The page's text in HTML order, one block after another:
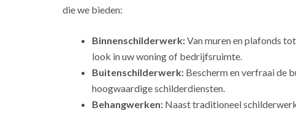
die we bieden:
Binnenschilderwerk:Van muren en plafonds
look in uw woning of bedrijfsruimte.
Buitenschilderwerk: Bescherm en verfraai de
hoogwaardige schilderdiensten.
Behangwerken: Naast traditioneel